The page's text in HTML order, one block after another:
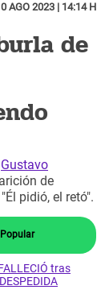
AGO 2023 | 14:14 H
de
Gustavo
de
"Él pidió, el retó".
tras